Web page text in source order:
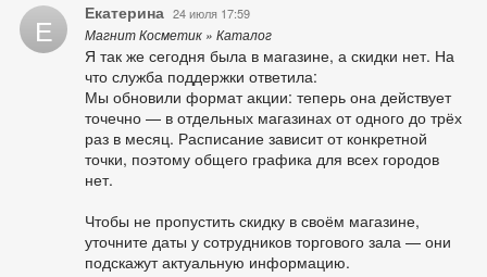
Е Екатерина 24 июля 17:59
Магнит Косметик » Каталог
Я так же сегодня была в магазине, а скидки нет. На
что служба поддержки ответила:
Мы обновили формат акции: теперь она действует
точечно — в отдельных магазинах от одного до трёх
раз в месяц. Расписание зависит от конкретной
точки, поэтому общего графика для всех городов
нет.
Чтобы не пропустить скидку в своём магазине,
уточните даты у сотрудников торгового зала — они
подскажут актуальную информацию.